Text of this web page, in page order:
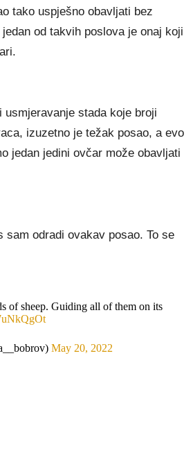
tako uspješno obavljati bez
od takvih poslova je onaj koji
usmjeravanje stada koje broji
izuzetno je težak posao, a evo
jedan jedini ovčar može obavljati
sam odradi ovakav posao. To se
of sheep. Guiding all of them on its
May 20, 2022